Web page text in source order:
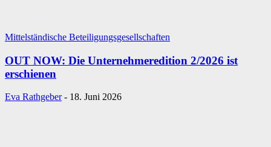
Mittelständische Beteiligungsgesellschaften
OUT NOW: Die Unternehmeredition 2/2026 ist
erschienen
Eva Rathgeber - 18. Juni 2026